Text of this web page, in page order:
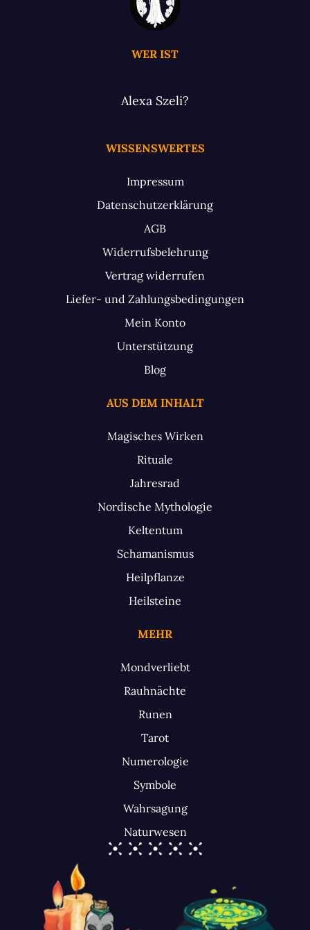
WER IST
Alexa Szeli?
WISSENSWERTES
Impressum
Datenschutzerklärung
AGB
Widerrufsbelehrung
Vertrag widerrufen
Liefer- und Zahlungsbedingungen
Mein Konto
Unterstützung
Blog
AUS DEM INHALT
Magisches Wirken
Rituale
Jahresrad
Nordische Mythologie
Keltentum
Schamanismus
Heilpflanze
Heilsteine
MEHR
Mondverliebt
Rauhnächte
Runen
Tarot
Numerologie
Symbole
Wahrsagung
Naturwesen